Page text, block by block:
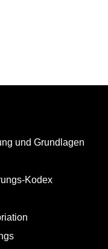
und Grundlagen
Kodex